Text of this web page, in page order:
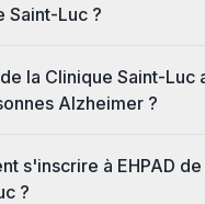
Saint-Luc ?
de la Clinique Saint-
Alzheimer ?
s'inscrire à EHPAD
?